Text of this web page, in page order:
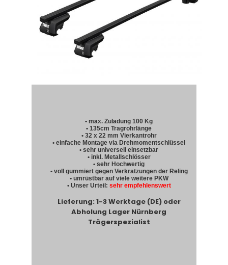
• max. Zuladung 100 Kg
• 135cm Tragrohrlänge
• 32 x 22 mm Vierkantrohr
• einfache Montage via Drehmomentschlüssel
• sehr universell einsetzbar
• inkl. Metallschlösser
• sehr Hochwertig
• voll gummiert gegen Verkratzungen der Reling
• umrüstbar auf viele weitere PKW
• Unser Urteil: sehr empfehlenswert
Lieferung: 1-3 Werktage (DE) oder
Abholung Lager Nürnberg
Trägerspezialist